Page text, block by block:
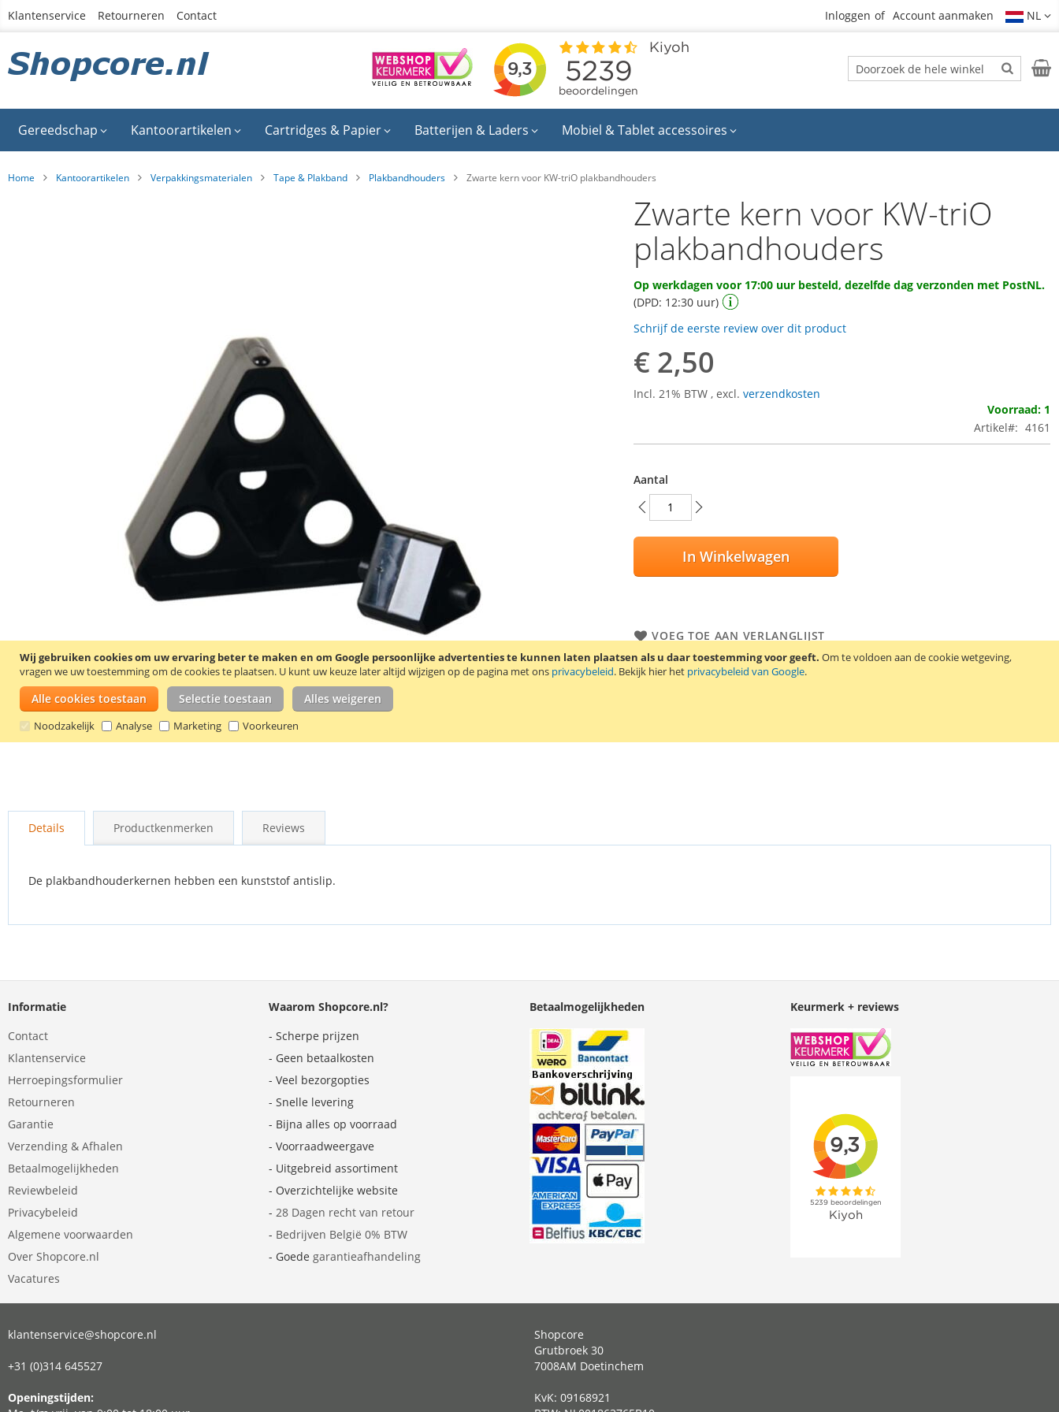
Wij gebruiken cookies om uw ervaring beter te maken en om Google persoonlijke advertenties te kunnen laten plaatsen als u daar toestemming voor geeft. Om te voldoen aan de cookie wetgeving,
vragen we uw toestemming om de cookies te plaatsen. U kunt uw keuze later altijd wijzigen op de pagina met ons privacybeleid. Bekijk hier het privacybeleid van Google.
Alle cookies toestaan Selectie toestaan Alles weigeren
Noodzakelijk Analyse Marketing Voorkeuren
Ga
inhoud
Klantenservice Retourneren Contact Inloggen Account aanmaken NL
Zoek
Zoek
Gereedschap Kantoorartikelen Cartridges & Papier Batterijen & Laders Mobiel & Tablet accessoires
Home Kantoorartikelen Verpakkingsmaterialen Tape & Plakband Plakbandhouders Zwarte kern voor KW-triO plakbandhouders
naar
afbeeldingen-
Zwarte kern voor KW-triO
plakbandhouders
Op werkdagen voor 17:00 uur besteld, dezelfde dag verzonden met PostNL.
(DPD: 12:30 uur)
Schrijf de eerste review over dit product
€ 2,50
Incl. 21% BTW, excl.verzendkosten
Voorraad: 1
Artikel
4161
Aantal
In Winkelwagen
VOEG TOE AAN VERLANGLIJST
TOEVOEGEN OM TE VERGELIJKEN
Kleine en grote zwarte kern voor de KW-triO plakbandhouders. Geschikt voor
Details Productkenmerken Reviews
De plakbandhouderkernen hebben een kunststof antislip.
Informatie
Contact
Klantenservice
Herroepingsformulier
Retourneren
Garantie
Verzending & Afhalen
Betaalmogelijkheden
Reviewbeleid
Privacybeleid
Algemene voorwaarden
Over Shopcore.nl
Vacatures
Waarom Shopcore.nl?
- Scherpe prijzen
- Geen betaalkosten
- Veel bezorgopties
- Snelle levering
- Bijna alles op voorraad
- Voorraadweergave
- Uitgebreid assortiment
- Overzichtelijke website
- 28 Dagen recht van retour
- Bedrijven België 0% BTW
- Goede garantieafhandeling
Betaalmogelijkheden Keurmerk + reviews
klantenservice@shopcore.nl
+31 (0)314 645527
Openingstijden:
Shopcore
Grutbroek 30
7008AM Doetinchem
KvK: 09168921